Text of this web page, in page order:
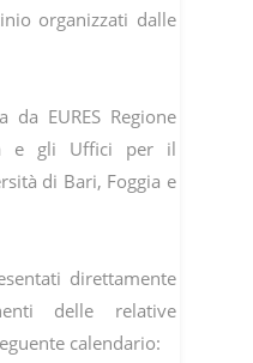
organizzati dalle
da EURES Regione
e gli Uffici per il
di Bari, Foggia e
direttamente
delle relative
calendario: